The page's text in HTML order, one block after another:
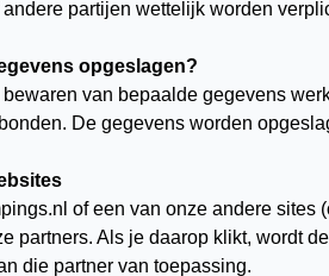
partijen wettelijk worden
opgeslagen?
van bepaalde gegevens
De gegevens worden
of een van onze andere
partners. Als je daarop klikt, wordt
die partner van toepassing.